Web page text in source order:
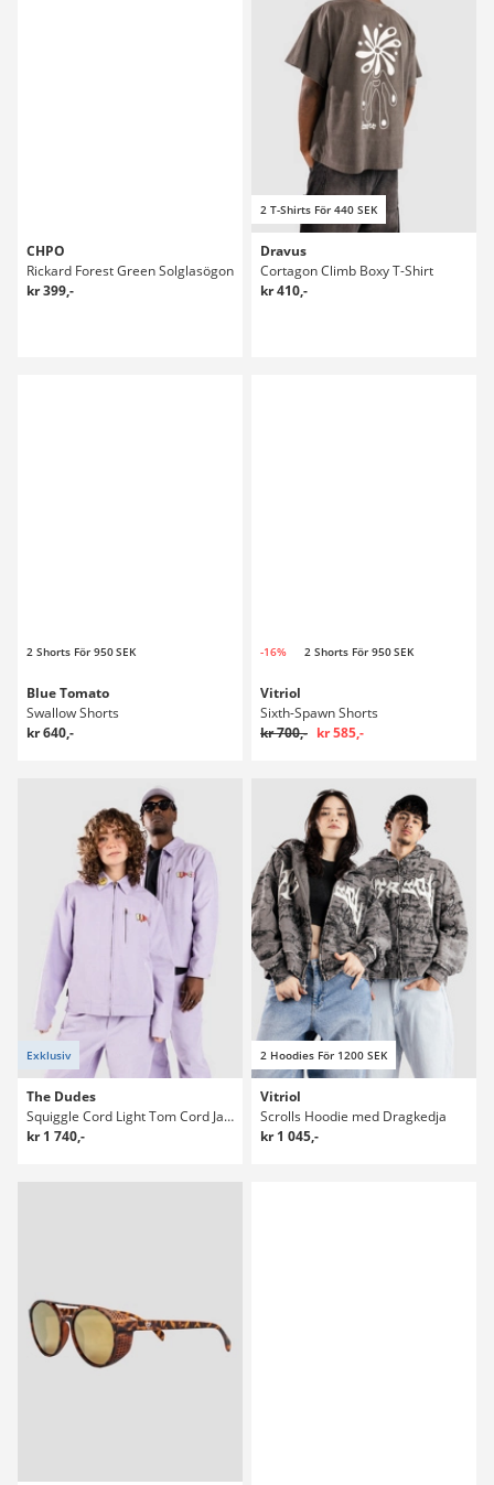
CHPO
Rickard Forest Green Solglasögon
kr 399,-
2 T-Shirts För 440 SEK
Dravus
Cortagon Climb Boxy T-Shirt
kr 410,-
2 Shorts För 950 SEK
Blue Tomato
Swallow Shorts
kr 640,-
-16% 2 Shorts För 950 SEK
Vitriol
Sixth-Spawn Shorts
kr 700,- kr 585,-
Exklusiv
The Dudes
Squiggle Cord Light Tom Cord Jacka
kr 1 740,-
2 Hoodies För 1200 SEK
Vitriol
Scrolls Hoodie med Dragkedja
kr 1 045,-